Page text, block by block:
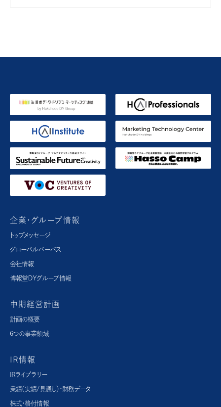
企業・グループ情報
トップメッセージ
グローバルパーパス​
会社情報
博報堂ＤＹグループ情報
中期経営計画
計画の概要
6つの事業領域
IR情報
IRライブラリー
業績（実績/見通し）・財務データ
株式・格付情報